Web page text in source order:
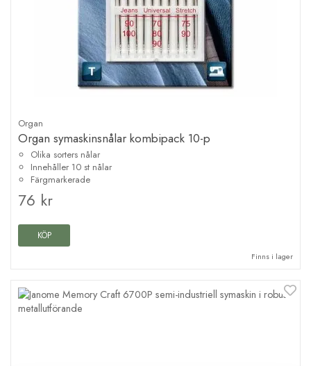
Organ
Organ symaskinsnålar kombipack 10-p
Olika sorters nålar
Innehåller 10 st nålar
Färgmarkerade
76 kr
KÖP
Finns i lager